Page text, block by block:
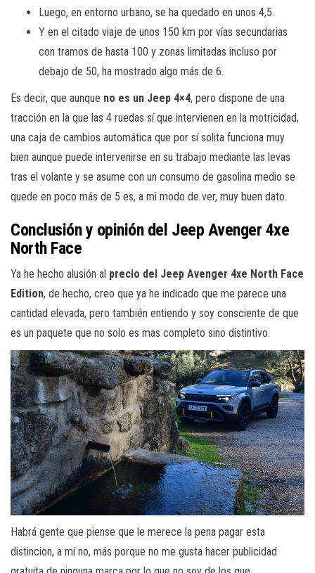
Luego, en entorno urbano, se ha quedado en unos 4,5.
Y en el citado viaje de unos 150 km por vías secundarias
con tramos de hasta 100 y zonas limitadas incluso por
debajo de 50, ha mostrado algo más de 6.
Es decir, que aunque no es un Jeep 4×4, pero dispone de una
tracción en la que las 4 ruedas sí que intervienen en la motricidad,
una caja de cambios automática que por sí solita funciona muy
bien aunque puede intervenirse en su trabajo mediante las levas
tras el volante y se asume con un consumo de gasolina medio se
quede en poco más de 5 es, a mi modo de ver, muy buen dato.
Conclusión y opinión del Jeep Avenger 4xe
North Face
Ya he hecho alusión al precio del Jeep Avenger 4xe North Face
Edition, de hecho, creo que ya he indicado que me parece una
cantidad elevada, pero también entiendo y soy consciente de que
es un paquete que no solo es mas completo sino distintivo.
Habrá gente que piense que le merece la pena pagar esta
distincion, a mí no, más porque no me gusta hacer publicidad